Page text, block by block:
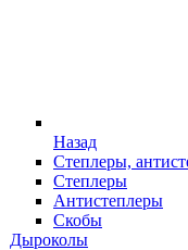
Назад
Степлеры,
Степлеры
Антистеплеры
Скобы
Дыроколы